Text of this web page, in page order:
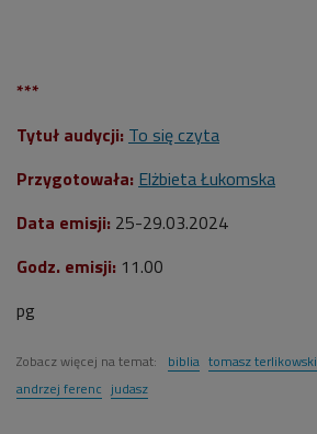
***
Tytuł audycji: To się czyta
Przygotowała: Elżbieta Łukomska
Data emisji: 25-29.03.2024
Godz. emisji: 11.00
pg
Zobacz więcej na temat: biblia tomasz terlikowski
andrzej ferenc judasz